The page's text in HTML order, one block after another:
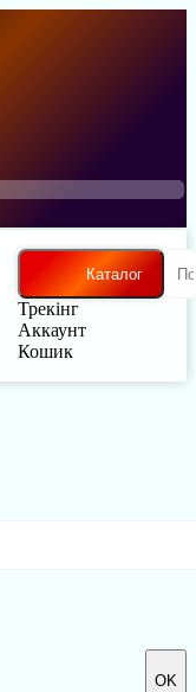
Каталог
Трекінг
Аккаунт
Кошик
OK